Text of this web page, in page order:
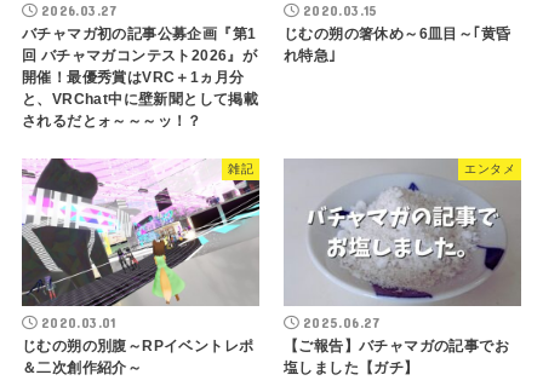
2026.03.27
バチャマガ初の記事公募企画『第1
回 バチャマガコンテスト2026』が
開催！最優秀賞はVRC＋1ヵ月分
と、VRChat中に壁新聞として掲載
されるだとォ～～～ッ！？
2020.03.15
じむの朔の箸休め～6皿目～｢黄昏
れ特急｣
雑記
2020.03.01
じむの朔の別腹～RPイベントレポ
＆二次創作紹介～
エンタメ
2025.06.27
【ご報告】バチャマガの記事でお
塩しました【ガチ】